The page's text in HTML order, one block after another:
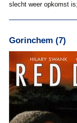
slecht weer opkomst
Gorinchem (7)